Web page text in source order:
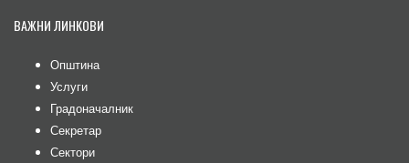
ВАЖНИ ЛИНКОВИ
Општина
Услуги
Градоначалник
Секретар
Сектори